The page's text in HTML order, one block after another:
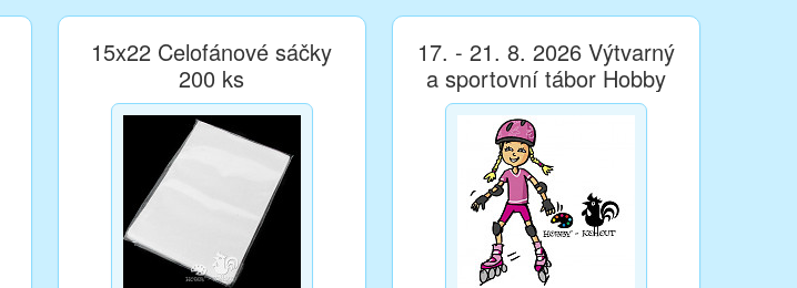
15x22 Celofánové sáčky
200 ks
17. - 21. 8. 2026 Výtvarný
a sportovní tábor Hobby
Kohout